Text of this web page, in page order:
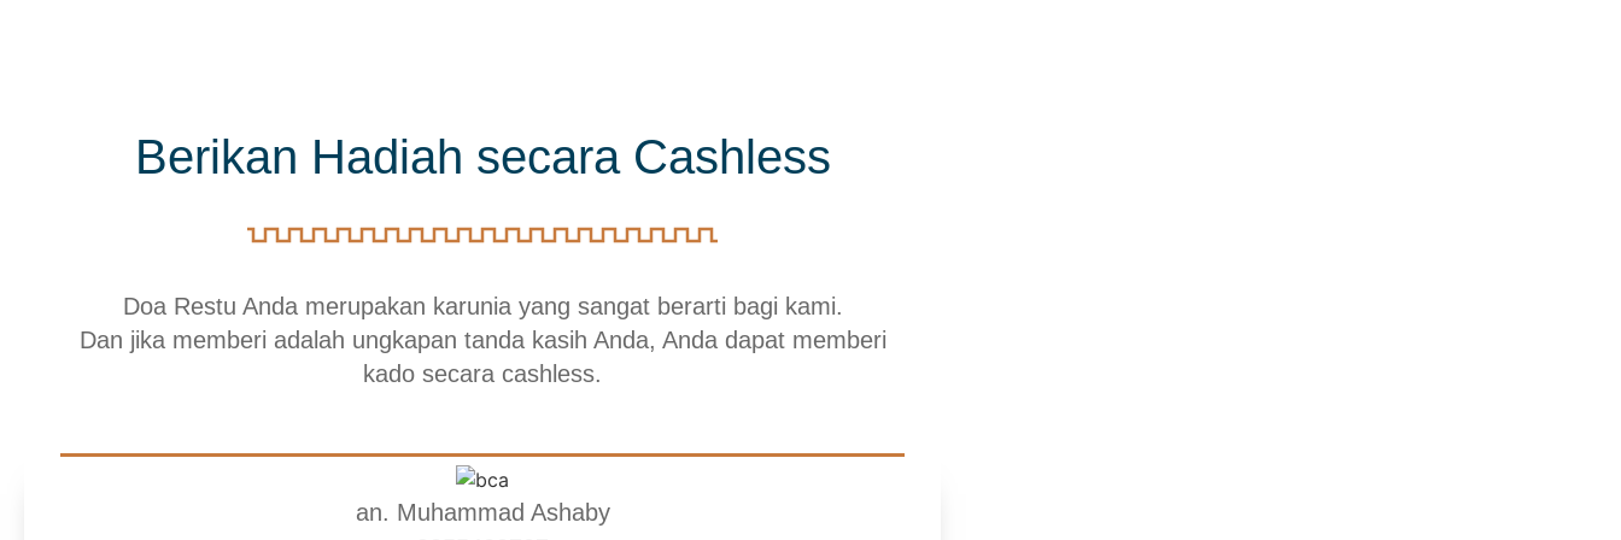
Berikan Hadiah secara Cashless
Doa Restu Anda merupakan karunia yang sangat berarti bagi kami.
Dan jika memberi adalah ungkapan tanda kasih Anda, Anda dapat memberi
kado secara cashless.
an. Muhammad Ashaby